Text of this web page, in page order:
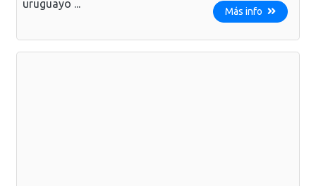
uruguayo ...
Más info